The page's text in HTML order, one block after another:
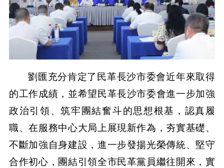
劉匯充分肯定了民革長沙市委會近年來取得
的工作成績，並希望民革長沙市委會進一步加強
政治引領、筑牢團結奮斗的思想根基，認真履
職、在服務中心大局上展現新作為，夯實基礎、
不斷加強自身建設，進一步發揚光榮傳統、堅守
合作初心，團結引領全市民革黨員繼往開來，實